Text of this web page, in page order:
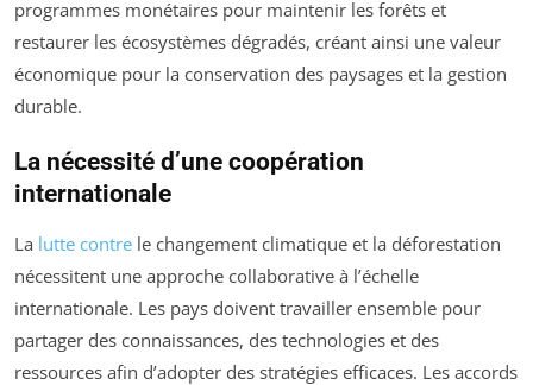
programmes monétaires pour maintenir les forêts et
restaurer les écosystèmes dégradés, créant ainsi une valeur
économique pour la conservation des paysages et la gestion
durable.
La nécessité d’une coopération
internationale
La lutte contre le changement climatique et la déforestation
nécessitent une approche collaborative à l’échelle
internationale. Les pays doivent travailler ensemble pour
partager des connaissances, des technologies et des
ressources afin d’adopter des stratégies efficaces. Les accords